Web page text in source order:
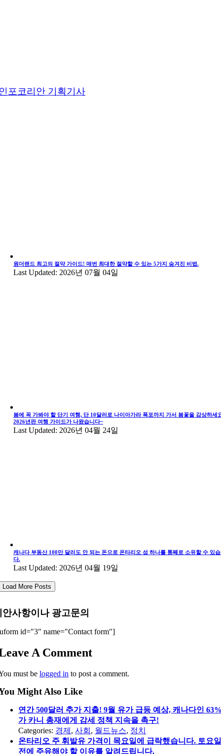
포코리안 기획기사
원더랜드 최고의 절약 가이드! 매번 최대한 절약할 수 있는 5가지 숨겨진 비법.
Last Updated: 2026년 07월 04일
봄에 꼭 가봐야 할 단기 여행, 단 10달러로 나이아가라 폭포까지 가서 봄꽃을 감상하세
2026년판 여행 가이드가 나왔습니다~
Last Updated: 2026년 04월 24일
캐나다 부동산 100만 달러도 안 되는 돈으로 온타리오 섬 하나를 통째로 소유할 수 있
다.
Last Updated: 2026년 04월 19일
Load More Posts
안사항이나 광고문의
id="3" name="Contact form"]
A Comment
must belogged in to post a comment.
Might Also Like
연간 500달러 추가 지출! 9월 유가 급등 예상, 캐나다인
가 카니 총재에게 감세 정책 지속을 촉구!
Categories: 경제 ,사회 , 월드뉴스, 정치
온타리오 주 휘발유 가격이 목요일에 급락했습니다. 토요
전에 주유해야 할 이유를 알려드립니다.